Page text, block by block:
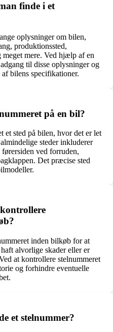
finde i et
oplysninger om bilen,
produktionssted,
meget mere. Ved hjælp af en
til disse oplysninger og
bilens specifikationer.
på en bil?
et sted på bilen, hvor det er let
steder inkluderer
ved forruden,
Det præcise sted
inden bilkøb for at
alvorlige skader eller er
at kontrollere stelnummeret
og forhindre eventuelle
et stelnummer?